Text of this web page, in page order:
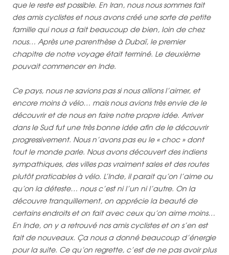
que le reste est possible. En Iran, nous nous sommes fait
des amis cyclistes et nous avons créé une sorte de petite
famille qui nous a fait beaucoup de bien, loin de chez
nous… Après une parenthèse à Dubaï, le premier
chapitre de notre voyage était terminé. Le deuxième
pouvait commencer en Inde.
Ce pays, nous ne savions pas si nous allions l’aimer, et
encore moins à vélo… mais nous avions très envie de le
découvrir et de nous en faire notre propre idée. Arriver
dans le Sud fut une très bonne idée afin de le découvrir
progressivement. Nous n’avons pas eu le « choc » dont
tout le monde parle. Nous avons découvert des indiens
sympathiques, des villes pas vraiment sales et des routes
plutôt praticables à vélo. L’Inde, il parait qu’on l’aime ou
qu’on la déteste… nous c’est ni l’un ni l’autre. On la
découvre tranquillement, on apprécie la beauté de
certains endroits et on fait avec ceux qu’on aime moins…
En Inde, on y a retrouvé nos amis cyclistes et on s’en est
fait de nouveaux. Ça nous a donné beaucoup d’énergie
pour la suite. Ce qu’on regrette, c’est de ne pas avoir plus